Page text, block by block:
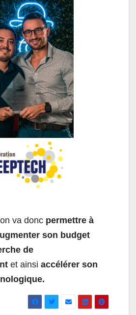
va donc permettre à
son budget
de
et ainsi accélérer son